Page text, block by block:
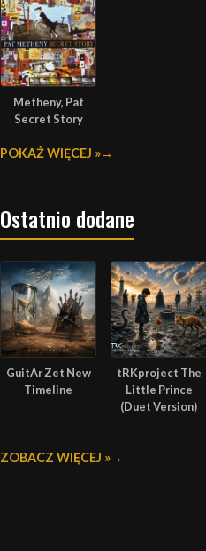
Metheny, Pat
Secret Story
POKAŻ WIĘCEJ »
Ostatnio dodane
GuitAr Zet New
Timeline
tRKproject The
Little Prince
(Duet Version)
ZOBACZ WIĘCEJ »